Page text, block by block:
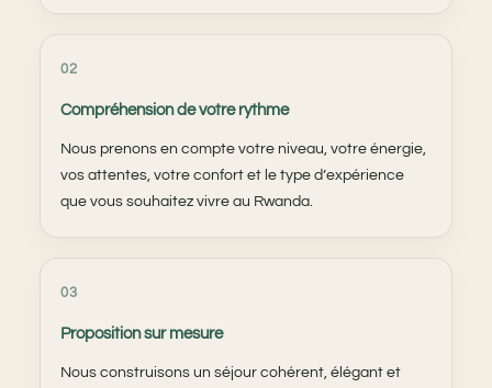
02
Compréhension de votre rythme
Nous prenons en compte votre niveau, votre énergie,
vos attentes, votre confort et le type d’expérience
que vous souhaitez vivre au Rwanda.
03
Proposition sur mesure
Nous construisons un séjour cohérent, élégant et